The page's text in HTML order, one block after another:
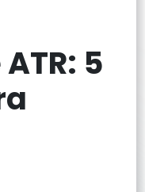
5